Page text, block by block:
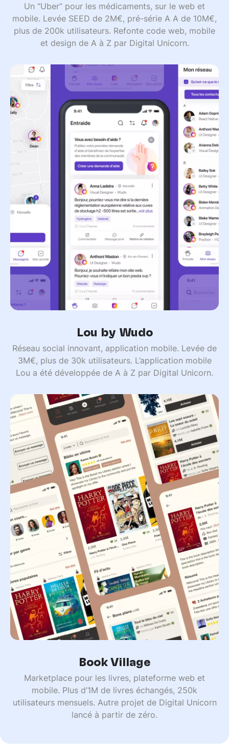
Un “Uber” pour les médicaments, sur le web et
mobile. Levée SEED de 2M€, pré-série A A de 10M€,
plus de 200k utilisateurs. Refonte code web, mobile
et design de A à Z par Digital Unicorn.
Lou by Wudo
Réseau social innovant, application mobile. Levée de
3M€, plus de 30k utilisateurs. L’application mobile
Lou a été développée de A à Z par Digital Unicorn.
Book Village
Marketplace pour les livres, plateforme web et
mobile. Plus d’1M de livres échangés, 250k
utilisateurs mensuels. Autre projet de Digital Unicorn
lancé à partir de zéro.